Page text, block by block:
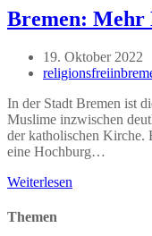
Bremen: Mehr
Beitrag
veröffentlicht:
19. Oktober 2022
Beitrags-
In der Stadt Bremen ist
Muslime inzwischen
der katholischen Kirche.
eine Hochburg…
Weiterlesen
Themen